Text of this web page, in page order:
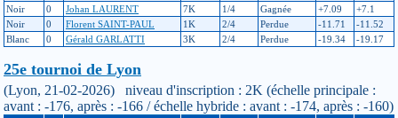
Noir
0 Johan LAURENT 7K 1/4 Gagnée +7.09
+7.1
Noir
0 Florent SAINT-PAUL 1K 2/4 Perdue -11.71
-11.52
Blanc
0 Gérald GARLATTI 3K 2/4 Perdue -19.34 -19.17
25e tournoi de Lyon
(Lyon, 21-02-2026) niveau d'inscription : 2K (échelle principale :
avant : -176, après : -166 / échelle hybride : avant : -174, après : -160)